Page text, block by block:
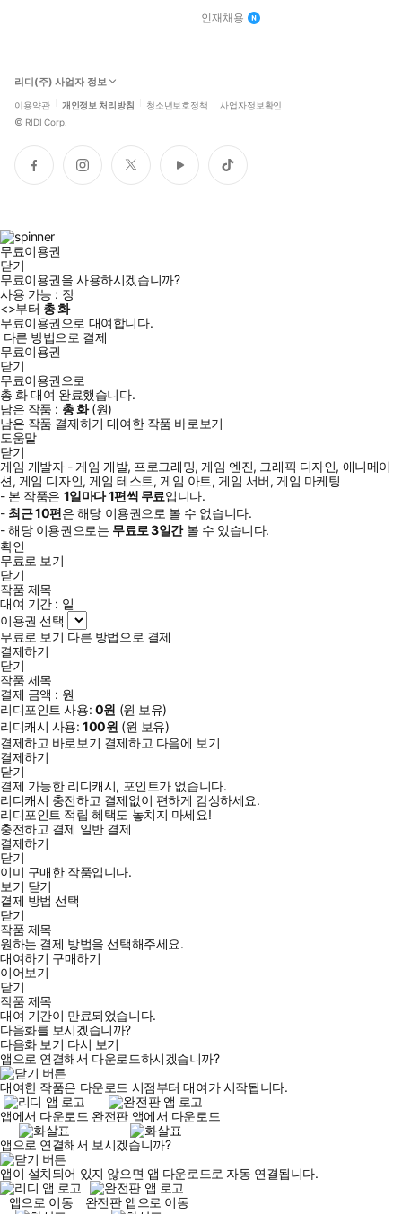
인재채용
리디(주) 사업자 정보
이용약관 개인정보 처리방침 청소년보호정책 사업자정보확인
© RIDI Corp.
페
이
인
스
트
위
유
튜
틱
톡
무료이용권
닫기
무료이용권을 사용하시겠습니까?
사용 가능 : 장
<>부터 총화
무료이용권으로 대여합니다.
다른 방법으로 결제
무료이용권
닫기
무료이용권으로
총 화대여 완료했습니다.
남은 작품 : 총화(원)
남은 작품 결제하기 대여한 작품 바로보기
도움말
닫기
게임 개발자 - 게임 개발, 프로그래밍, 게임 엔진, 그래픽 디자인, 애니메이
션, 게임 디자인, 게임 테스트, 게임 아트, 게임 서버, 게임 마케팅
- 본 작품은 1일마다1편씩 무료입니다.
- 최근10편은 해당 이용권으로 볼 수 없습니다.
- 해당 이용권으로는 무료로3일간볼 수 있습니다.
확인
무료로 보기
닫기
작품 제목
대여 기간 : 일
이용권 선택
무료로 보기 다른 방법으로 결제
결제하기
닫기
작품 제목
결제 금액 : 원
리디포인트 사용: 0원 (원 보유)
리디캐시 사용:100원 (원 보유)
결제하고 바로보기 결제하고 다음에 보기
결제하기
닫기
결제 가능한 리디캐시, 포인트가 없습니다.
리디캐시 충전하고 결제없이 편하게 감상하세요.
리디포인트 적립 혜택도 놓치지 마세요!
충전하고 결제 일반 결제
결제하기
닫기
이미 구매한 작품입니다.
보기 닫기
결제 방법 선택
닫기
작품 제목
원하는 결제 방법을 선택해주세요.
대여하기 구매하기
이어보기
닫기
작품 제목
대여 기간이 만료되었습니다.
다음화를 보시겠습니까?
다음화 보기 다시 보기
앱으로 연결해서 다운로드하시겠습니까?
대여한 작품은 다운로드 시점부터 대여가 시작됩니다.
앱에서 다운로드 완전판 앱에서 다운로드
앱으로 연결해서 보시겠습니까?
앱이 설치되어 있지 않으면 앱 다운로드로 자동 연결됩니다.
앱으로 이동
완전판 앱으로 이동